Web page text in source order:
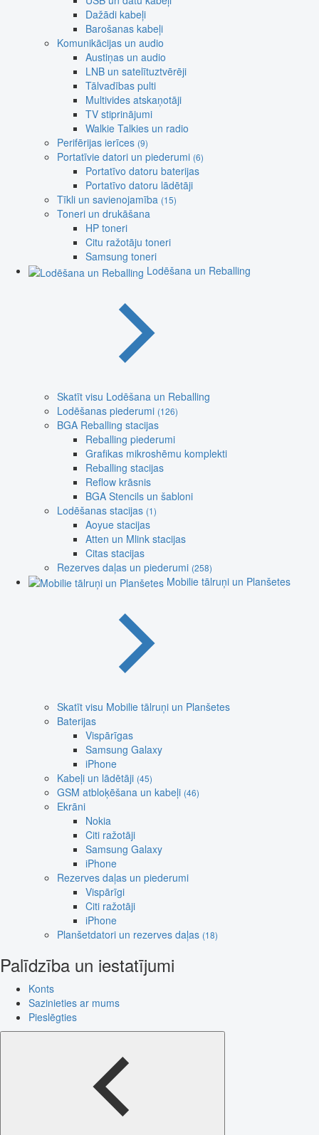
Dažādi kabeļi
Barošanas kabeļi
Komunikācijas un audio
Austiņas un audio
LNB un satelītuztvērēji
Tālvadības pulti
Multivides atskaņotāji
TV stiprinājumi
Walkie Talkies un radio
Perifērijas ierīces (9)
Portatīvie datori un piederumi (6)
Portatīvo datoru baterijas
Portatīvo datoru lādētāji
Tīkli un savienojamība (15)
Toneri un drukāšana
HP toneri
Citu ražotāju toneri
Samsung toneri
Lodēšana un Reballing
Skatīt visu Lodēšana un Reballing
Lodēšanas piederumi (126)
BGA Reballing stacijas
Reballing piederumi
Grafikas mikroshēmu komplekti
Reballing stacijas
Reflow krāsnis
BGA Stencils un šabloni
Lodēšanas stacijas (1)
Aoyue stacijas
Atten un Mlink stacijas
Citas stacijas
Rezerves daļas un piederumi (258)
Mobilie tālruņi un Planšetes
Skatīt visu Mobilie tālruņi un Planšetes
Baterijas
Vispārīgas
Samsung Galaxy
iPhone
Kabeļi un lādētāji (45)
GSM atbloķēšana un kabeļi (46)
Ekrāni
Nokia
Citi ražotāji
Samsung Galaxy
iPhone
Rezerves daļas un piederumi
Vispārīgi
Citi ražotāji
iPhone
Planšetdatori un rezerves daļas (18)
Palīdzība un iestatījumi
Konts
Sazinieties ar mums
Pieslēgties